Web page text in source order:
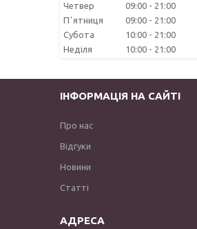
Четвер
09:00
21:00
Пʼятниця
09:00
21:00
Субота
10:00
21:00
Неділя
10:00 21:00
ІНФОРМАЦІЯ НА САЙТІ
Про нас
Відгуки
Новини
Статті